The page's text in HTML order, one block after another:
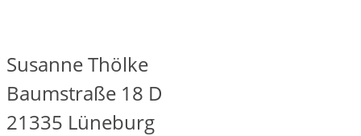
Susanne Thölke
Baumstraße 18 D
21335 Lüneburg